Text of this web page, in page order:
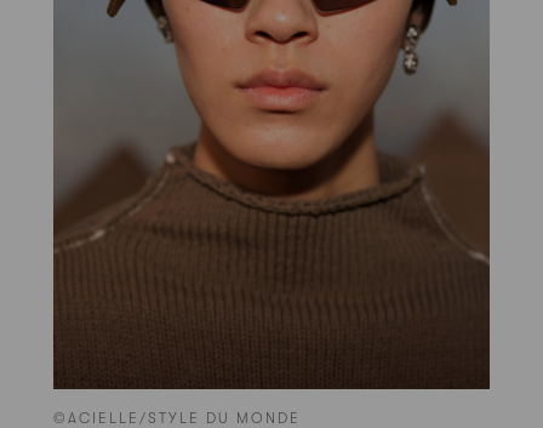
©ACIELLE/STYLE DU MONDE